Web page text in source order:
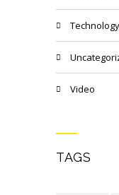
Technology
Video
TAGS